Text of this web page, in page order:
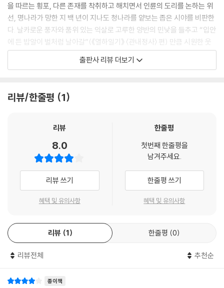
엄항수는 똥과 거름을 져 날라서 스스로 먹을 것을 장만하기 때문에, 그를
‘지극히 조촐하지는 않다’고 말할는지 모르겠네. 그러나 그가 먹을거리를
장만하는 방법은 지극히 향기로웠으며, 그의 몸가짐은 지극히 더러웠지만
그가 정의를 지킨 자세는 지극히 떳떳했으니, 그의 뜻을 따져 본다면 비록
만종의 녹을 준다고 하더라도 바꾸지 않을 걸세. 이런 것들로 살펴본다면
세상에는 조촐하다면서 조촐하지 못한 자도 있고, 더럽다면서 더럽지 않은
---「예덕선생전」중에서
내려는 것도 아니고 자손의 벼슬길이 막히는 것도 아니건만, ‘과부의 몸을
지키며 늙어 가는 것만으로는 수절했다 말할 만한 게 없다’고 생각한다. 그
래서 대낮의 촛불처럼 의미 없는 삶을 스스로 꺼버리고 남편을 따라 저승
길을 걷길 바란다. 물불에 몸을 던지거나 독주를 마시며, 끈으로 목을 졸라
매면서도 마치 극락이라도 밟는 것처럼 여긴다. 그들이 열렬하기는 열렬하
지만, 어찌 너무 지나치다고 하지 않겠는가.
---「열녀함양박씨전」중에서
“벗을 사귀는 데는 다섯 가지 방법이 있네. 장차 그를 칭찬하려면 먼저 잘
못을 드러내 꾸짖고, 장차 기쁨을 보여 주려면 먼저 노여움을 밝혀야 하네.
장차 친하게 지내려면 먼저 내 뜻을 꼿꼿이 세우고 몸가짐은 수줍은 듯해
고 풀릴 때까지 기다리게나. 대개 열사烈士는 슬픔이 많고 미인은 눈물이
을 따르는 횡포, 다른 존재를 착취하고 해치면서 인륜의 도리를 논하는 위
선, 명나라가 망한 지 백 년이 지나도 청나라를 얕보는 좁은 시야를 비판한
다. 날카로운 풍자와 품위 있는 익살로 고루한 양반의 민낯을 들추고 “입안
에 든 밥알이 벌처럼 날아갈”(《열하일기》 〈관내정사〉 편) 만큼 시원한 웃
음을 준다. 재미있는 이야기 사이에 언뜻언뜻 비치는 북학파 실학자의 냉
철한 현실 판단과 통찰은 당시 조선 사회의 병폐가 무엇이었으며 어떤 쇄
박지원은 문제를 지적하는 데 그치지 않았다. 개혁을 막는 신분의 한계와
머지 여덟 편에 담겨 있다. 소설은 말 거간꾼(〈마장전〉), 똥 치는 사람(〈예
상전〉 〈옥갑야화〉), 열녀(〈열녀함양박씨전〉) 등 각계각층의 사람을 주인공
으로 삼는다. 따뜻한 시선으로 그들의 삶에 깃든 슬픔과 기쁨과 고결함을
길어 올린다. 상대가 어떤 계층이건, 외모가 어떻건, 무엇을 가졌건 개의치
않고 “오로지 마음으로 사귀며 덕으로 벗”한다면 친구가 될 수 있음을 보
여 준다. 조선의 주류 밖에 있는 이들을 향한 공감과 존중이 드러난 대목 곁
을 사로잡는다.
편견을 허물고 세상을 바꾸는
우정의 힘을 말하다
실제로 조선 후기에는 ‘우정론’이 있었고 박지원은 이 담론의 한 방향을 제
출판사 리뷰 더보기
리뷰/한줄평 1
리뷰
8.0
리뷰 쓰기
혜택 및 유의사항
한줄평
첫번째 한줄평을
남겨주세요.
한줄평 쓰기
혜택 및 유의사항
리뷰 1 한줄평 0
리뷰전체 추천순
종이책